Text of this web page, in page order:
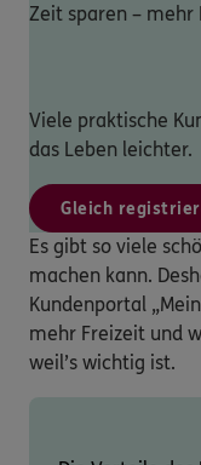
Zeit sparen –
Viele praktische
das Leben leichter.
Gleich
Es gibt so viele
machen kann.
Kundenportal
mehr Freizeit und
weil’s wichtig ist.